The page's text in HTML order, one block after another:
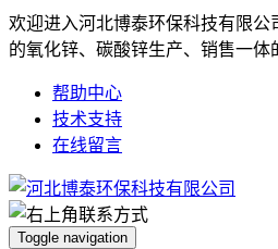
欢迎进入河北博泰环保科技有限
的氧化锌、碳酸锌生产、销售一体
帮助中心
技术支持
在线留言
Toggle navigation